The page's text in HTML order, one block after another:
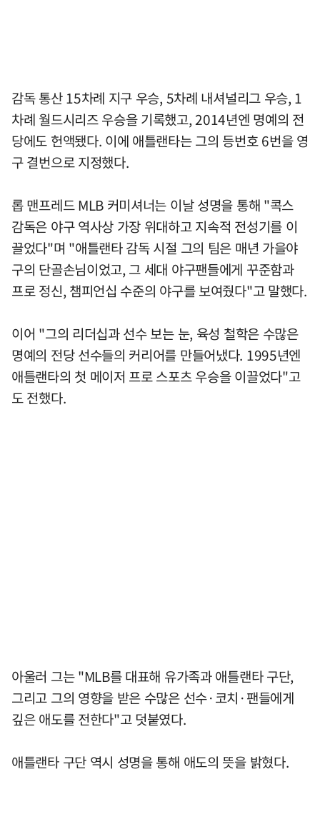
감독 통산 15차례 지구 우승, 5차례 내셔널리그 우승, 1
차례 월드시리즈 우승을 기록했고, 2014년엔 명예의 전
당에도 헌액됐다. 이에 애틀랜타는 그의 등번호 6번을 영
구 결번으로 지정했다.
롭 맨프레드 MLB 커미셔너는 이날 성명을 통해 "콕스
감독은 야구 역사상 가장 위대하고 지속적 전성기를 이
끌었다"며 "애틀랜타 감독 시절 그의 팀은 매년 가을야
구의 단골손님이었고, 그 세대 야구팬들에게 꾸준함과
프로 정신, 챔피언십 수준의 야구를 보여줬다"고 말했다.
이어 "그의 리더십과 선수 보는 눈, 육성 철학은 수많은
명예의 전당 선수들의 커리어를 만들어냈다. 1995년엔
애틀랜타의 첫 메이저 프로 스포츠 우승을 이끌었다"고
도 전했다.
아울러 그는 "MLB를 대표해 유가족과 애틀랜타 구단,
그리고 그의 영향을 받은 수많은 선수·코치·팬들에게
깊은 애도를 전한다"고 덧붙였다.
애틀랜타 구단 역시 성명을 통해 애도의 뜻을 밝혔다.